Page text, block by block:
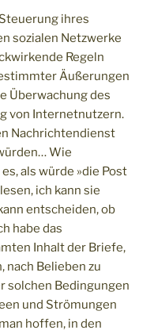
ihres
sozialen Netzwerke
Regeln
Äußerungen
Überwachung des
von Internetnutzern.
Nachrichtendienst
Wie
als würde »die Post
ich kann sie
entscheiden, ob
habe das
Inhalt der Briefe,
nach Belieben zu
solchen Bedingungen
und Strömungen
hoffen, in den